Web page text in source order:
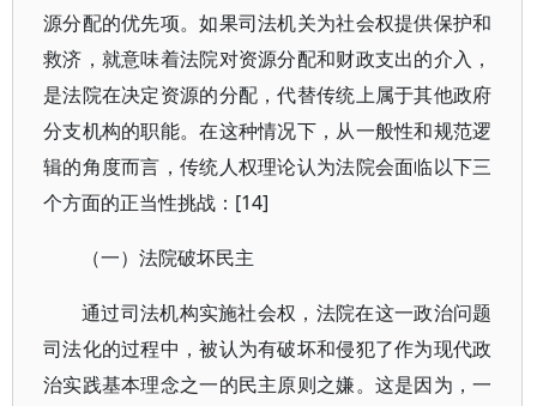
源分配的优先项。如果司法机关为社会权提供保护和
救济，就意味着法院对资源分配和财政支出的介入，
是法院在决定资源的分配，代替传统上属于其他政府
分支机构的职能。在这种情况下，从一般性和规范逻
辑的角度而言，传统人权理论认为法院会面临以下三
个方面的正当性挑战：[14]
（一）法院破坏民主
通过司法机构实施社会权，法院在这一政治问题
司法化的过程中，被认为有破坏和侵犯了作为现代政
治实践基本理念之一的民主原则之嫌。这是因为，一